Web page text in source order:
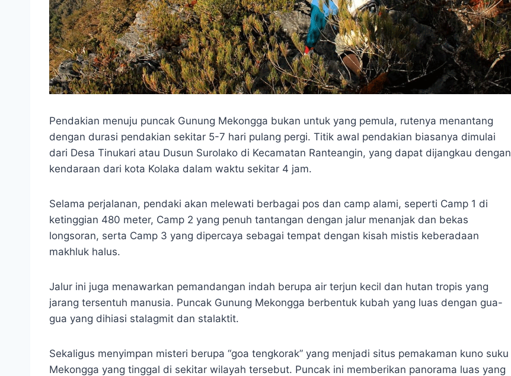
Pendakian menuju puncak Gunung Mekongga bukan untuk yang pemula, rutenya menantang
dengan durasi pendakian sekitar 5-7 hari pulang pergi. Titik awal pendakian biasanya dimulai
dari Desa Tinukari atau Dusun Surolako di Kecamatan Ranteangin, yang dapat dijangkau dengan
kendaraan dari kota Kolaka dalam waktu sekitar 4 jam.
Selama perjalanan, pendaki akan melewati berbagai pos dan camp alami, seperti Camp 1 di
ketinggian 480 meter, Camp 2 yang penuh tantangan dengan jalur menanjak dan bekas
longsoran, serta Camp 3 yang dipercaya sebagai tempat dengan kisah mistis keberadaan
makhluk halus.
Jalur ini juga menawarkan pemandangan indah berupa air terjun kecil dan hutan tropis yang
jarang tersentuh manusia. Puncak Gunung Mekongga berbentuk kubah yang luas dengan gua-
gua yang dihiasi stalagmit dan stalaktit.
Sekaligus menyimpan misteri berupa “goa tengkorak” yang menjadi situs pemakaman kuno suku
Mekongga yang tinggal di sekitar wilayah tersebut. Puncak ini memberikan panorama luas yang